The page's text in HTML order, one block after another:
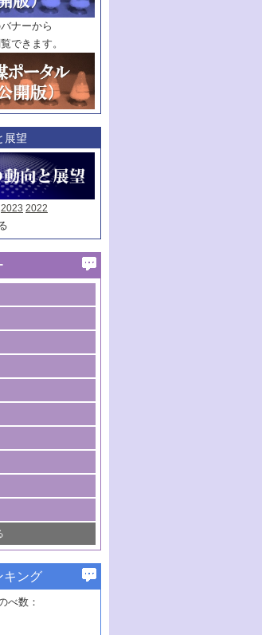
～
巻
マークあり
ナーから
できます。
展望
2023 2022
関する研究動向
術により加速する
資源化のための
の研究
会（2026年）
グリーン燃料/グリ
水分解技術に関す
の精密合成に関す
率的変換を実現す
動向
と応用における研
会（2025年）
有する触媒材料
した固体触媒研究
指した酸化触媒プ
射光および中性子
技術の最先端
らのお知らせ
会（2023年）
機能
カルリサイクルの
合物を基盤とした
素欠陥を利用した
ネルギー変換反応
のための触媒・機
を用いるケミカル
の合金触媒開発
よび有効活用のた
信企画～とびたて
～（1）
～（2）
ユースを志向した
した触媒的分子変
た触媒の新展開
いた触媒開発
ラルに向けた電解
会（2021年・オン
み）
陥構造のキャラク
資するクリーンな
媒化学
分解の最新の研究
セスを支えるマイ
目した触媒プロセ
プライチェーンに
関する最近の研究
製造のための触媒
の研究動向
有用化学品合成
ター触媒の最前線
ト合成技術
おける電気化学的
触媒
開発と触媒反応プ
高分子を生み出す触
成品製造に向けた触
かわる触媒技術の新
キング
べ数：